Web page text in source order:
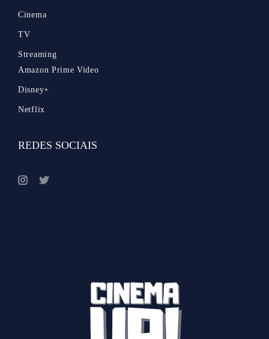
Cinema
TV
Streaming
Amazon Prime Video
Disney+
Netflix
REDES SOCIAIS